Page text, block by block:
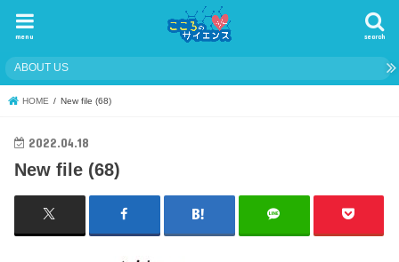
search
menu
ABOUT US
HOME New file (68)
2022.04.18
New file (68)